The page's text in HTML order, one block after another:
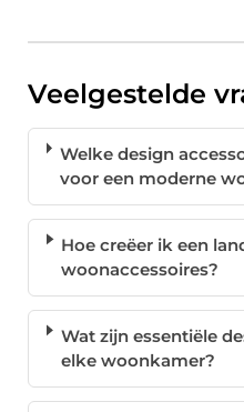
Veelgestelde
Welke design
voor een moderne
Hoe creëer ik een
woonaccessoires?
Wat zijn essentiële
elke woonkamer?